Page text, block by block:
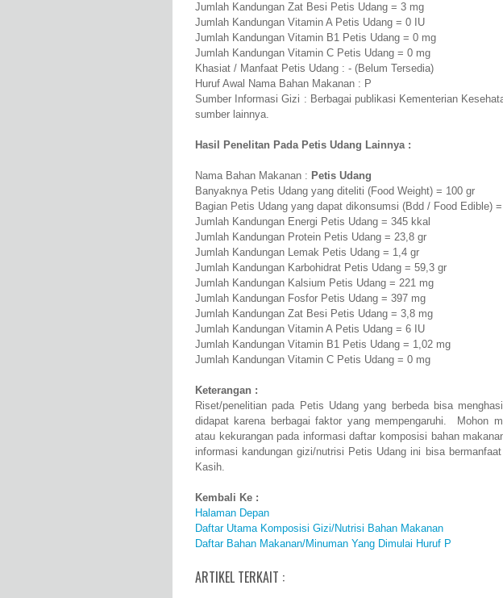
Jumlah Kandungan Zat Besi Petis Udang = 3 mg
Jumlah Kandungan Vitamin A Petis Udang = 0 IU
Jumlah Kandungan Vitamin B1 Petis Udang = 0 mg
Jumlah Kandungan Vitamin C Petis Udang = 0 mg
Khasiat / Manfaat Petis Udang : - (Belum Tersedia)
Huruf Awal Nama Bahan Makanan : P
Sumber Informasi Gizi : Berbagai publikasi Kementerian
sumber lainnya.
Hasil Penelitan Pada Petis Udang Lainnya :
Nama Bahan Makanan : Petis Udang
Banyaknya Petis Udang yang diteliti (Food Weight) = 100 gr
Bagian Petis Udang yang dapat dikonsumsi (Bdd / Food Edible)
Jumlah Kandungan Energi Petis Udang = 345 kkal
Jumlah Kandungan Protein Petis Udang = 23,8 gr
Jumlah Kandungan Lemak Petis Udang = 1,4 gr
Jumlah Kandungan Karbohidrat Petis Udang = 59,3 gr
Jumlah Kandungan Kalsium Petis Udang = 221 mg
Jumlah Kandungan Fosfor Petis Udang = 397 mg
Jumlah Kandungan Zat Besi Petis Udang = 3,8 mg
Jumlah Kandungan Vitamin A Petis Udang = 6 IU
Jumlah Kandungan Vitamin B1 Petis Udang = 1,02 mg
Jumlah Kandungan Vitamin C Petis Udang = 0 mg
Keterangan :
Riset/penelitian pada Petis Udang yang berbeda bisa
didapat karena berbagai faktor yang mempengaruhi. Mohon
atau kekurangan pada informasi daftar komposisi bahan
informasi kandungan gizi/nutrisi Petis Udang ini bisa
Kasih.
Kembali Ke :
Halaman Depan
Daftar Utama Komposisi Gizi/Nutrisi Bahan Makanan
Daftar Bahan Makanan/Minuman Yang Dimulai Huruf P
ARTIKEL TERKAIT :